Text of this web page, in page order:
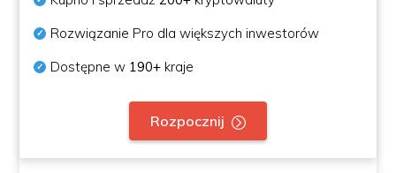
Rozwiązanie Pro dla większych inwestorów
Dostępne w 190+ kraje
Rozpocznij